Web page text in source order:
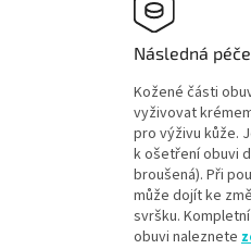
Následná péče
Kožené části
vyživovat
pro výživu kůže.
k ošetření obuvi
broušená). Při
může dojít ke
svršku.
obuvi naleznete